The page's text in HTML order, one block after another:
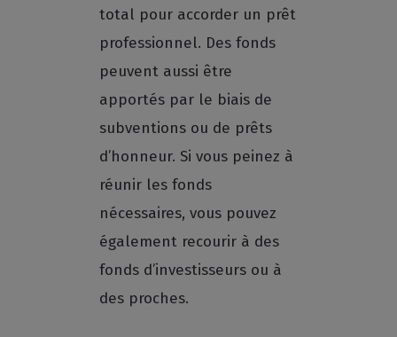
total pour accorder un prêt
professionnel. Des fonds
peuvent aussi être
apportés par le biais de
subventions ou de prêts
d’honneur. Si vous peinez à
réunir les fonds
nécessaires, vous pouvez
également recourir à des
fonds d’investisseurs ou à
des proches.